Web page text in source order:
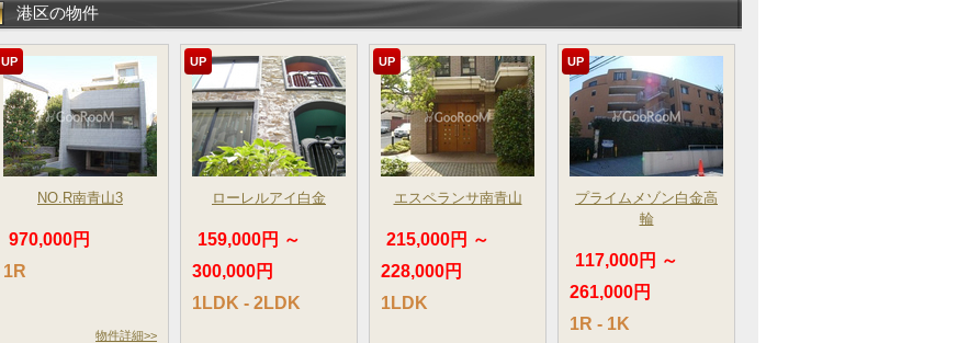
港区の物件
UP
NO.R南青山3
970,000円
1R
物件詳細>>
UP
ローレルアイ白金
159,000円 ～
300,000円
1LDK - 2LDK
UP
エスペランサ南青山
215,000円 ～
228,000円
1LDK
UP
プライムメゾン白金高
輪
117,000円 ～
261,000円
1R - 1K